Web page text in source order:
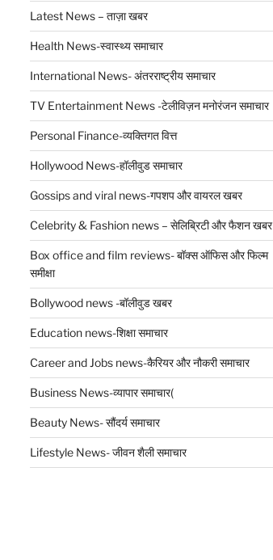
Latest News – ताज़ा खबर
Health News-स्वास्थ्य समाचार
International News- अंतरराष्ट्रीय समाचार
TV Entertainment News -टेलीविज़न मनोरंजन समाचार
Personal Finance-व्यक्तिगत वित्त
Hollywood News-हॉलीवुड समाचार
Gossips and viral news-गपशप और वायरल खबर
Celebrity & Fashion news – सेलिब्रिटी और फैशन खबर
Box office and film reviews- बॉक्स ऑफिस और फिल्म
समीक्षा
Bollywood news -बॉलीवुड खबर
Education news-शिक्षा समाचार
Career and Jobs news-कैरियर और नौकरी समाचार
Business News-व्यापार समाचार(
Beauty News- सौंदर्य समाचार
Lifestyle News- जीवन शैली समाचार